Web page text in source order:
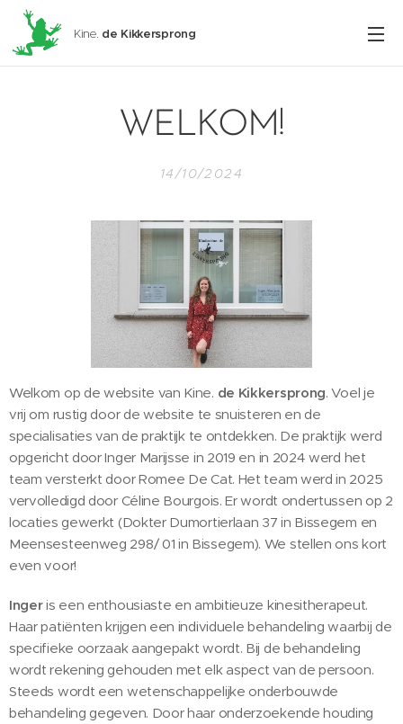
Kine. de Kikkersprong
WELKOM!
14/10/2024
Welkom op de website van Kine. de Kikkersprong. Voel je
vrij om rustig door de website te snuisteren en de
specialisaties van de praktijk te ontdekken. De praktijk werd
opgericht door Inger Marijsse in 2019 en in 2024 werd het
team versterkt door Romee De Cat. Het team werd in 2025
vervolledigd door Céline Bourgois. Er wordt ondertussen op 2
locaties gewerkt (Dokter Dumortierlaan 37 in Bissegem en
Meensesteenweg 298/ 01 in Bissegem). We stellen ons kort
even voor!
Ingeris een enthousiaste en ambitieuze kinesitherapeut.
Haar patiënten krijgen een individuele behandeling waarbij de
specifieke oorzaak aangepakt wordt. Bij de behandeling
wordt rekening gehouden met elk aspect van de persoon.
Steeds wordt een wetenschappelijke onderbouwde
behandeling gegeven. Door haar onderzoekende houding